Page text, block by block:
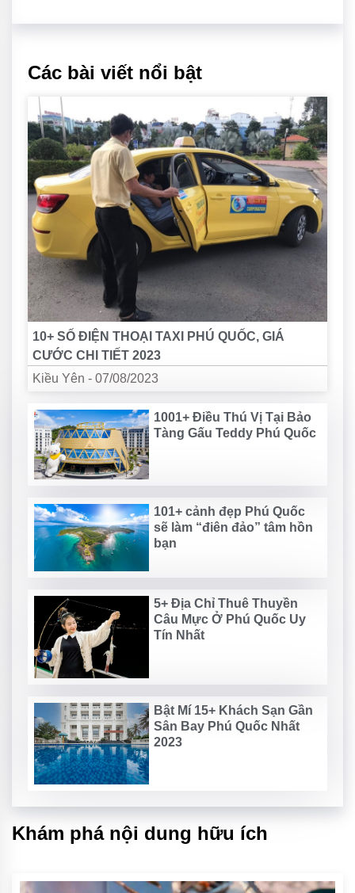
Các bài viết nổi bật
10+ SỐ ĐIỆN THOẠI TAXI PHÚ QUỐC, GIÁ
CƯỚC CHI TIẾT 2023
Kiều Yên - 07/08/2023
1001+ Điều Thú Vị Tại Bảo
Tàng Gấu Teddy Phú Quốc
101+ cảnh đẹp Phú Quốc
sẽ làm “điên đảo” tâm hồn
bạn
5+ Địa Chỉ Thuê Thuyền
Câu Mực Ở Phú Quốc Uy
Tín Nhất
Bật Mí 15+ Khách Sạn Gần
Sân Bay Phú Quốc Nhất
2023
Khám phá nội dung hữu ích